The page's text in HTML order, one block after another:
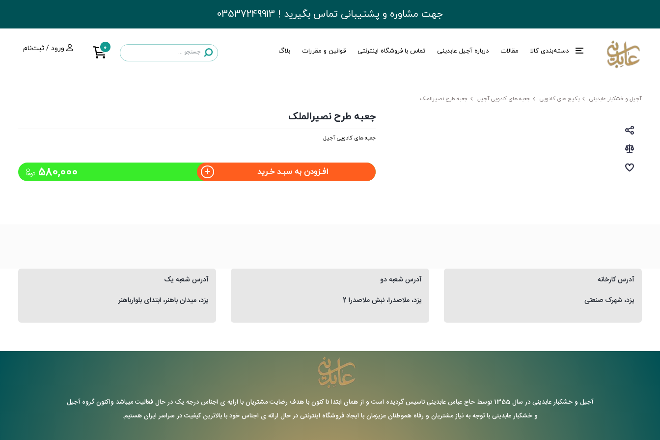
جهت مشاوره و پشتیبانی تماس بگیرید ! 03537249913
ورود / ثبت‌نام 0 دسته‌بندی کالا مقالات درباره آجیل عابدینی تماس با فروشگاه اینترنتی قوانین و مقررات بلاگ
آجیل و خشکبار عابدینی پکیج های کادویی جعبه های کادویی آجیل جعبه طرح نصیرالملک
جعبه طرح نصیرالملک
جعبه های کادویی آجیل
افـزودن به سبـد خـرید 580,000 توما
ن
آدرس شعبه یک
یزد، میدان باهنر، ابتدای بلوارباهنر
آدرس شعبه دو
یزد، ملاصدرا، نبش ملاصدرا 2
آدرس کارخانه
یزد، شهرک صنعتی
آجیل و خشکبار عابدینی در سال 1355 توسط حاج عباس عابدینی تاسیس گردیده است و از همان ابتدا تا کنون با هدف رضایت مشتریان با ارایه ی اجناس درجه یک در حال فعالیت میباشد واکنون گروه آجیل
و خشکبار عابدینی با توجه به نیاز مشتریان و رفاه هموطنان عزیزمان با ایجاد فروشگاه اینترنتی در حال ارائه ی اجناس خود با بالاترین کیفیت در سراسر ایران هستیم.